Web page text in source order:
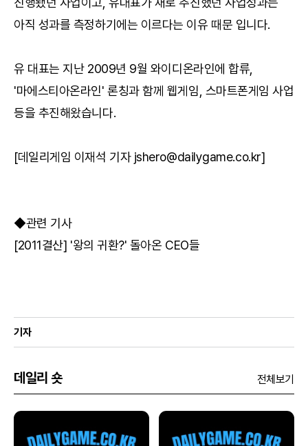
아직 성과를 측정하기에는 이르다는 이유 때문 입니다.
유 대표는 지난 2009년 9월 와이디온라인에 합류,
'마에스티아온라인' 론칭과 함께 웹게임, 스마트폰게임 사업
등을 추진해왔습니다.
[데일리게임 이재석 기자 jshero@dailygame.co.kr]
◆관련 기사
[2011결산] '왕의 귀환?' 돌아온 CEO들
기자
데일리 숏 전체보기